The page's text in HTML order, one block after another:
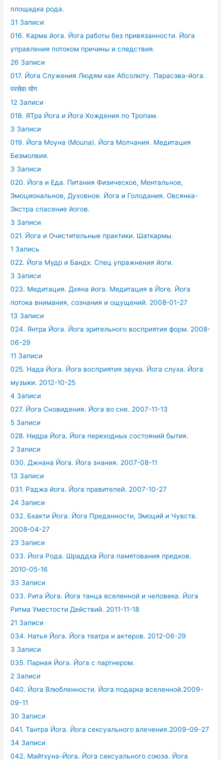
площадка рода.
31 Записи
016. Карма йога. Йога работы без привязанности. Йога
управления потоком причины и следствия.
26 Записи
017. Йога Служения Людям как Абсолюту. Парасэва-йога.
परसेवा योग
12 Записи
018. ЯТра Йога и Йога Хождения по Тропам.
3 Записи
019. Йога Моуна (Mouna). Йога Молчания. Медитация
Безмолвия.
3 Записи
020. Йога и Еда. Питания Физическое, Ментальное,
Эмоциональное, Духовное. Йога и Голодания. Овсянка-
Экстра спасение йогов.
3 Записи
021. Йога и Очистительные практики. Шаткармы.
1 Запись
022. Йога Мудр и Бандх. Спец упражнения йоги.
3 Записи
023. Медитация. Дхяна йога. Медитация в Йоге. Йога
потока внимания, сознания и ощущений. 2008-01-27
13 Записи
024. Янтра Йога. Йога зрительного восприятия форм. 2008-
06-29
11 Записи
025. Нада Йога. Йога восприятия звука. Йога слуха. Йога
музыки. 2012-10-25
4 Записи
027. Йога Сновидения. Йога во сне. 2007-11-13
5 Записи
028. Нидра Йога. Йога переходных состояний бытия.
2 Записи
030. Джнана Йога. Йога знания. 2007-08-11
13 Записи
031. Раджа йога. Йога правителей. 2007-10-27
24 Записи
032. Бхакти Йога. Йога Преданности, Эмоций и Чувств.
2008-04-27
23 Записи
033. Йога Рода. Шраддха Йога памятования предков.
2010-05-16
33 Записи
033. Рита Йога. Йога танца вселенной и человека. Йога
Ритма Уместости Действий. 2011-11-18
21 Записи
034. Натья Йога. Йога театра и актеров. 2012-06-29
3 Записи
035. Парная Йога. Йога с партнером.
2 Записи
040. Йога Влюбленности. Йога подарка вселенной.2009-
09-11
30 Записи
041. Тантра Йога. Йога сексуального влечения.2009-09-27
34 Записи
042. Майтхуна-Йога. Йога сексуального союза. Йога